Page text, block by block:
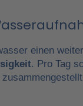
einen
. Pro Tag